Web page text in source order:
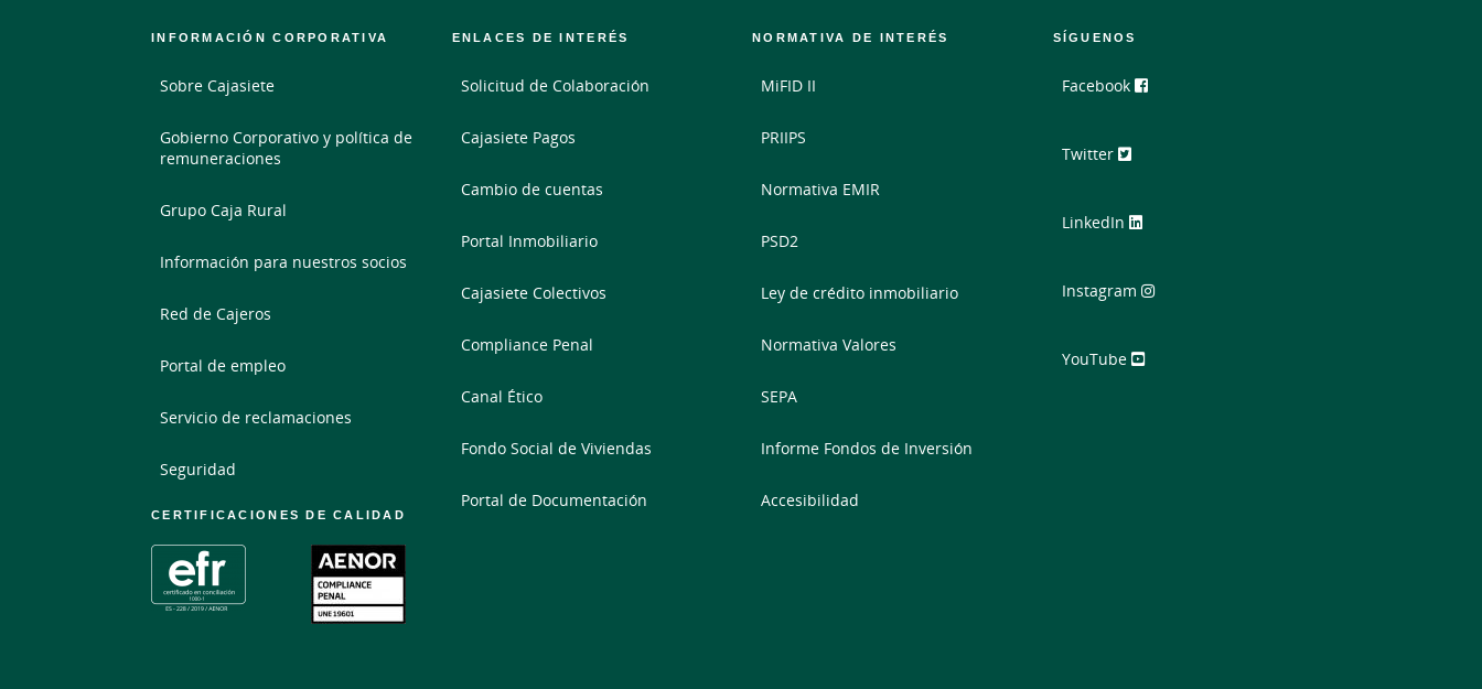
INFORMACIÓN CORPORATIVA
Sobre Cajasiete
Gobierno Corporativo y política de
remuneraciones
Grupo Caja Rural
Información para nuestros socios
Red de Cajeros
Portal de empleo
Servicio de reclamaciones
Seguridad
CERTIFICACIONES DE CALIDAD
ENLACES DE INTERÉS
Solicitud de Colaboración
Cajasiete Pagos
Cambio de cuentas
Portal Inmobiliario
Cajasiete Colectivos
Compliance Penal
Canal Ético
Fondo Social de Viviendas
Portal de Documentación
NORMATIVA DE INTERÉS
MiFID II
PRIIPS
Normativa EMIR
PSD2
Ley de crédito inmobiliario
Normativa Valores
SEPA
Informe Fondos de Inversión
Accesibilidad
SÍGUENOS
Facebook
Twitter
LinkedIn
Instagram
YouTube